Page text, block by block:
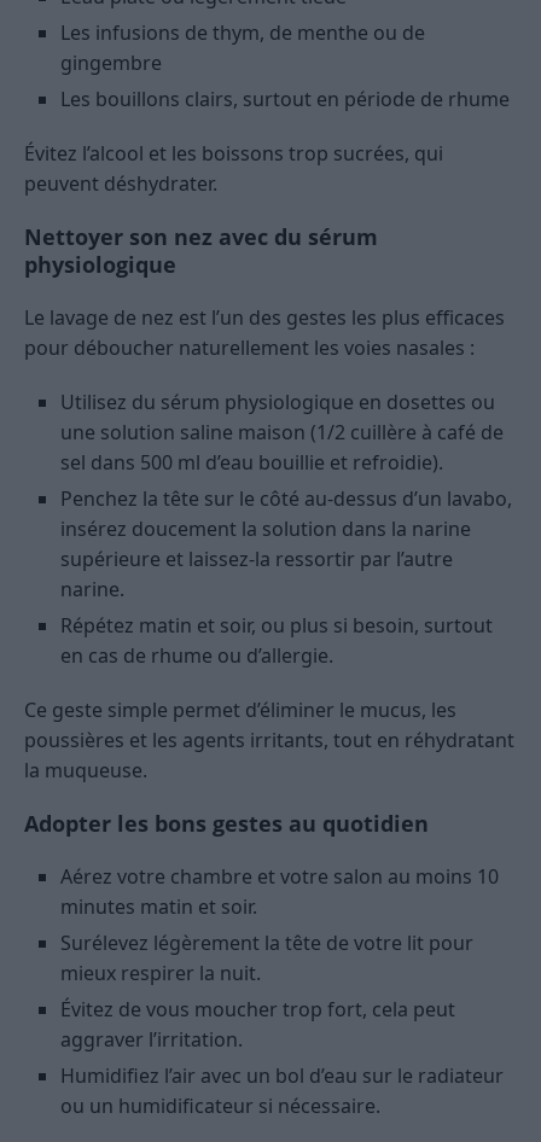
Les infusions de thym, de menthe ou de
gingembre
Les bouillons clairs, surtout en période de rhume
Évitez l’alcool et les boissons trop sucrées, qui
peuvent déshydrater.
Nettoyer son nez avec du sérum
physiologique
Le lavage de nez est l’un des gestes les plus efficaces
pour déboucher naturellement les voies nasales :
Utilisez du sérum physiologique en dosettes ou
une solution saline maison (1/2 cuillère à café de
sel dans 500 ml d’eau bouillie et refroidie).
Penchez la tête sur le côté au-dessus d’un lavabo,
insérez doucement la solution dans la narine
supérieure et laissez-la ressortir par l’autre
narine.
Répétez matin et soir, ou plus si besoin, surtout
en cas de rhume ou d’allergie.
Ce geste simple permet d’éliminer le mucus, les
poussières et les agents irritants, tout en réhydratant
la muqueuse.
Adopter les bons gestes au quotidien
Aérez votre chambre et votre salon au moins 10
minutes matin et soir.
Surélevez légèrement la tête de votre lit pour
mieux respirer la nuit.
Évitez de vous moucher trop fort, cela peut
aggraver l’irritation.
Humidifiez l’air avec un bol d’eau sur le radiateur
ou un humidificateur si nécessaire.